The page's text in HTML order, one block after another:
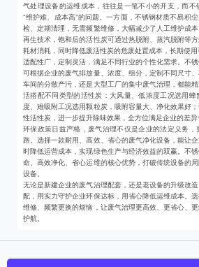
气处理设备的运维成本，往往是一笔不小的开支，而
“维护难、成本高”的问题。一方面，不锈钢材质不易积
检、定期清理，无需频繁维修，大幅减少了人工维护成
再生技术，饱和后的活性炭可通过热脱附、蒸汽脱附等
耗材消耗，同时降低废活性炭的危废处置成本，长期使用
适配性广，定制灵活，满足不同行业的个性化需求。不
可根据企业的废气排放量、浓度、组分，定制不同尺寸
车间的分散产污，还是大型工厂的集中废气治理，都能
活搭配不同类型的活性炭：大风量、低浓度工况选用
度、难吸附工况选用颗粒炭，吸附容量大、净化效果好
性活性炭，进一步提升除味效果，全方位满足企业的差异
环保政策日益严格，废气治理不仅是企业的法定义务
路。选择一款耐用、高效、省心的废气净化设备，能让
时降低运营成本，实现绿色生产与经济效益的双赢。不
命、高效净化、省心运维的核心优势，打破传统设备的
设备。
无论是新建企业的废气治理配套，还是老设备的升级改
配，用实力守护企业环保达标，用省心降低运维成本。
维修、频繁更换的烦恼，让废气治理更高效、更省心、
护航。